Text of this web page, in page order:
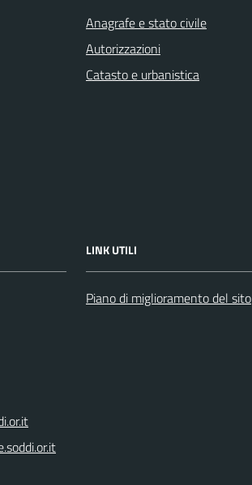
Anagrafe e stato civile
Autorizzazioni
Catasto e urbanistica
LINK UTILI
Piano di miglioramento del sito